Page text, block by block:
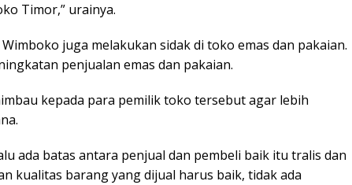
Timor,” urainya.
juga melakukan sidak di toko emas dan pakaian.
penjualan emas dan pakaian.
kepada para pemilik toko tersebut agar lebih
ada batas antara penjual dan pembeli baik itu tralis dan
kualitas barang yang dijual harus baik, tidak ada